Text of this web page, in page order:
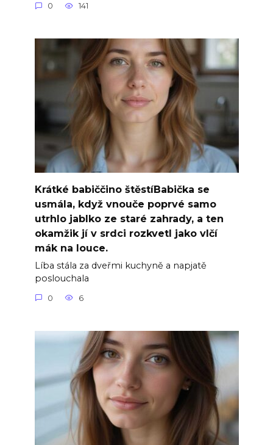
0 141
Krátké babiččino štěstíBabička se
usmála, když vnouče poprvé samo
utrhlo jablko ze staré zahrady, a ten
okamžik jí v srdci rozkvetl jako vlčí
mák na louce.
Líba stála za dveřmi kuchyně a napjatě
poslouchala
0 6